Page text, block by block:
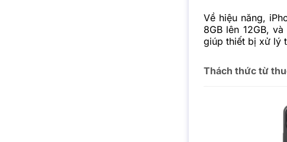
Về hiệu năng,
8GB lên 12GB,
giúp thiết bị xử lý
Thách thức từ